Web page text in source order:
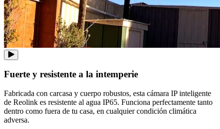
Fuerte y resistente a la intemperie
Fabricada con carcasa y cuerpo robustos, esta cámara IP inteligente
de Reolink es resistente al agua IP65. Funciona perfectamente tanto
dentro como fuera de tu casa, en cualquier condición climática
adversa.